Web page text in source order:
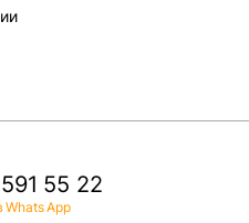
55 22
Whats App